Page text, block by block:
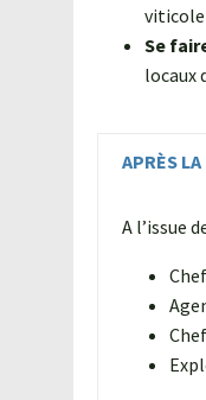
viticole
Se
locaux
APRÈS
A l’issue